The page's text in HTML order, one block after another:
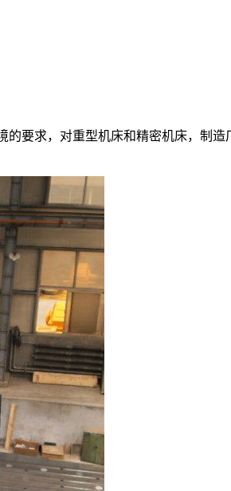
要求，对重型机床和精密机床，制